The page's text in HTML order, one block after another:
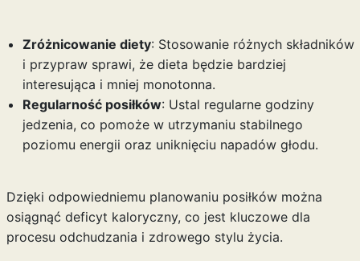
Zróżnicowanie diety: Stosowanie różnych składników
i przypraw sprawi, że dieta będzie bardziej
interesująca i mniej monotonna.
Regularność posiłków: Ustal regularne godziny
jedzenia, co pomoże w utrzymaniu stabilnego
poziomu energii oraz uniknięciu napadów głodu.
Dzięki odpowiedniemu planowaniu posiłków można
osiągnąć deficyt kaloryczny, co jest kluczowe dla
procesu odchudzania i zdrowego stylu życia.